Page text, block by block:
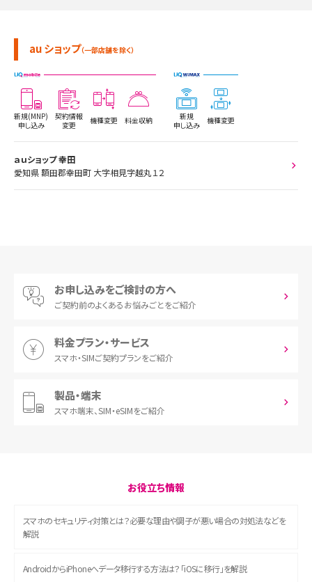
au ショップ（一部店舗を除く）
新規(MNP)
申し込み
契約情報
変更
機種変更 料金収納
新規
申し込み
機種変更
ａｕショップ 幸田
愛知県 額田郡幸田町 大字相見字越丸１２
お申し込みをご検討の方へ
ご契約前のよくあるお悩みごとをご紹介
料金プラン・サービス
スマホ・SIMご契約プランをご紹介
製品・端末
スマホ端末、SIM・eSIMをご紹介
お役立ち情報
スマホのセキュリティ対策とは？必要な理由や調子が悪い場合の対処法などを
解説
AndroidからiPhoneへデータ移行する方法は？「iOSに移行」を解説